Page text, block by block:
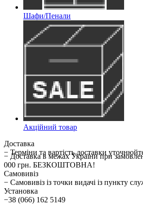
Шафи/Пенали
Акційний товар
Доставка
− Терміни та вартість доставки
− Доставка в межах України при
000 грн. БЕЗКОШТОВНА!
Самовивіз
− Самовивіз із точки видачі із пункту
Установка
−38 (066) 162 5149